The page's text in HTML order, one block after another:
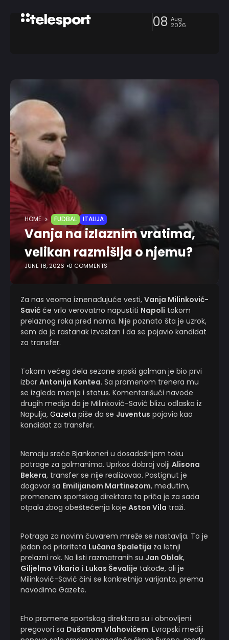
08 Aug
2026
HOME FUDBAL ITALIJA
Vanja na izlaznim vratima,
velikan razmišlja o njemu?
JUNE 18, 2026 0 COMMENTS
Za nas veoma iznenađujuće vesti, Vanja Milinković-
Savić će vrlo verovatno napustiti Napoli tokom
prelaznog roka pred nama. Nije poznato šta je uzrok,
sem da je rastanak izvestan i da se pojavio kandidat
za transfer.
Tokom većeg dela sezone srpski golman je bio prvi
izbor Antonija Kontea. Sa promenom trenera mu
se izgleda menja i status. Komentarišući navode
drugih medija da je Milinković-Savić blizu odlaska iz
Napulja, Gazeta piše da se Juventus pojavio kao
kandidat za transfer.
Nemaju sreće Bjankoneri u dosadašnjem toku
potrage za golmanima. Uprkos dobroj volji Alisona
Bekera, transfer se nije realizovao. Postignut je
dogovor sa Emilijanom Martinezom, međutim,
promenom sportskog direktora ta priča je za sada
otpala zbog obeštećenja koje Aston Vila traži.
Potraga za novim čuvarem mreže se nastavlja. To je
jedan od prioriteta Lučana Spaletija za letnji
prelazni rok. Na listi razmatranih su Jan Oblak,
Giljelmo Vikario i Lukas Ševalije takođe, ali je
Milinković-Savić čini se konkretnija varijanta, prema
navodima Gazete.
Eho promene sportskog direktora su i obnovljeni
pregovori sa Dušanom Vlahovićem. Evropski mediji